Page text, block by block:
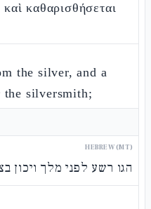
καθαρισθήσεται
the silver, and a
silversmith;
HEBREW (MT)
הגו רשע לפני מלך ויכון